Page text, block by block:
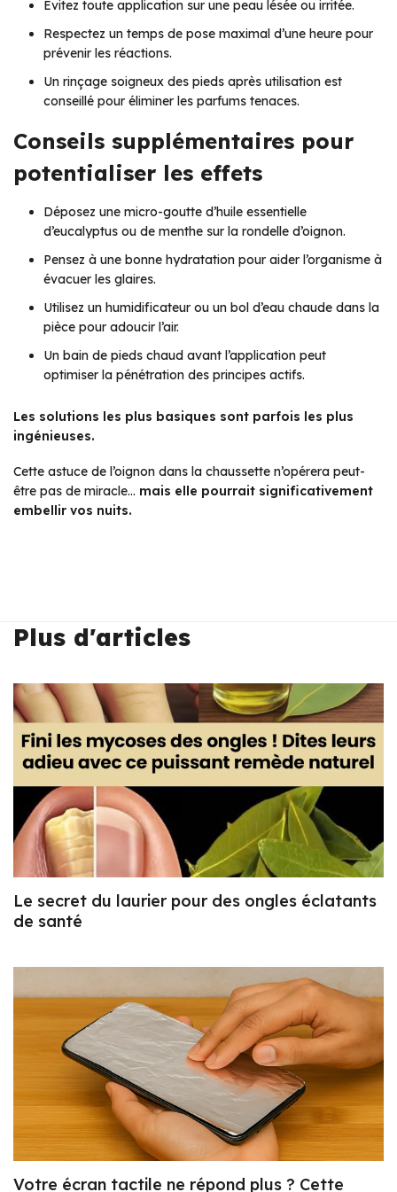
Évitez toute application sur une peau lésée ou irritée.
Respectez un temps de pose maximal d’une heure pour
prévenir les réactions.
Un rinçage soigneux des pieds après utilisation est
conseillé pour éliminer les parfums tenaces.
Conseils supplémentaires pour
potentialiser les effets
Déposez une micro-goutte d’huile essentielle
d’eucalyptus ou de menthe sur la rondelle d’oignon.
Pensez à une bonne hydratation pour aider l’organisme à
évacuer les glaires.
Utilisez un humidificateur ou un bol d’eau chaude dans la
pièce pour adoucir l’air.
Un bain de pieds chaud avant l’application peut
optimiser la pénétration des principes actifs.
Les solutions les plus basiques sont parfois les plus
ingénieuses.
Cette astuce de l’oignon dans la chaussette n’opérera peut-
être pas de miracle… mais elle pourrait significativement
embellir vos nuits.
Plus d'articles
Le secret du laurier pour des ongles éclatants
de santé
Votre écran tactile ne répond plus ? Cette